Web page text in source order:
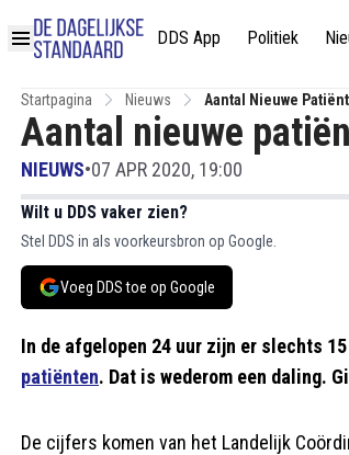
DDS App Politiek
Startpagina Nieuws Aantal Nieuwe
Aantal nieuwe
NIEUWS•07 APR 2020, 19:00
Wilt u DDS vaker zien?
Stel DDS in als voorkeursbron op Google.
Voeg DDS toe op Google
In de afgelopen 24 uur zijn er slechts
patiënten. Dat is wederom een daling.
De cijfers komen van het Landelijk